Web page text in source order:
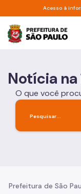
Pular para oAcesso à
Notícia
O que você
Prefeitura de São